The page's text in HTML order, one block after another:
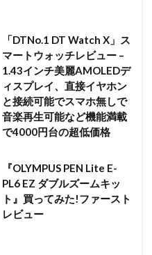
「DTNo.1 DT Watch X」ス
マートウォッチレビュー –
1.43インチ美麗AMOLEDデ
ィスプレイ、直接イヤホン
と接続可能でスマホ無しで
音楽再生可能など機能満載
で4000円台の超低価格
『OLYMPUS PEN Lite E-
PL6 EZ ダブルズームキッ
ト』買ってみた!ファースト
レビュー